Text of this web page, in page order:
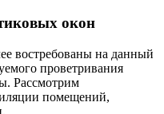
окон
востребованы на данный
проветривания
Рассмотрим
помещений,